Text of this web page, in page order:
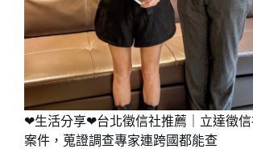
❤生活分享❤台北徵信社推薦｜立達徵
案件，蒐證調查專家連跨國都能查